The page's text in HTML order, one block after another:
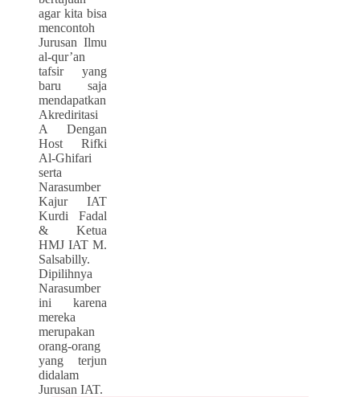
agar kita bisa
mencontoh
Jurusan Ilmu
al-qur’an
tafsir yang
baru saja
mendapatkan
Akrediritasi
A Dengan
Host Rifki
Al-Ghifari
serta
Narasumber
Kajur IAT
Kurdi Fadal
& Ketua
HMJ IAT M.
Salsabilly.
Dipilihnya
Narasumber
ini karena
mereka
merupakan
orang-orang
yang terjun
didalam
Jurusan IAT.